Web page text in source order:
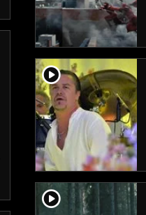
player2
player2